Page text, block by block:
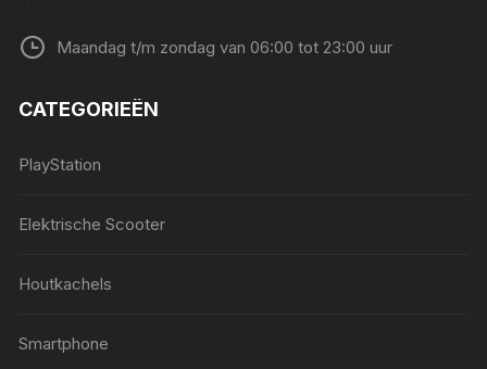
Maandag t/m zondag van 06:00 tot 23:00 uur
CATEGORIEËN
PlayStation
Elektrische Scooter
Houtkachels
Smartphone